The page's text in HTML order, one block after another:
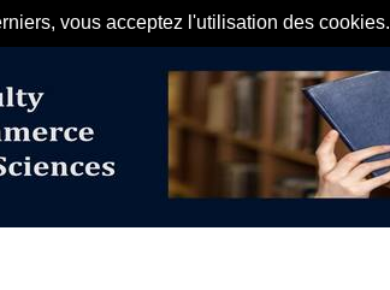
vous acceptez l'utilisation des cookies.